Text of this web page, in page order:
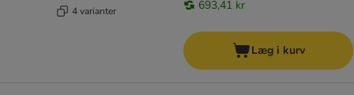
4 varianter 693,41 kr
Læg i kurv